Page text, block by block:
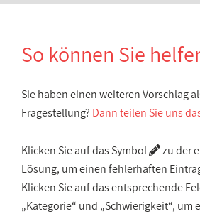
So können Sie
Sie haben einen weiteren Vorschlag
Fragestellung? Dann teilen Sie uns
Klicken Sie auf das Symbol
zu der
Lösung, um einen fehlerhaften
Klicken Sie auf das entsprechende
„Kategorie“ und „Schwierigkeit“, um